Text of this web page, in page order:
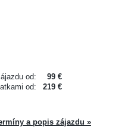
od:
99 €
od:
219 €
a popis zájazdu »